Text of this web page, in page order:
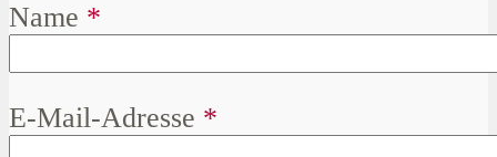
Name *
E-Mail-Adresse *